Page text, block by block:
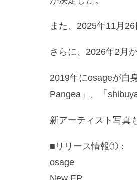
また、2025年11月
さらに、2026年2月
2019年にosageが自
Pangea」、「
新アーティスト写真
■リリース情報①：
osage